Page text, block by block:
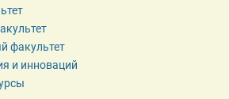
факультет
и инноваций